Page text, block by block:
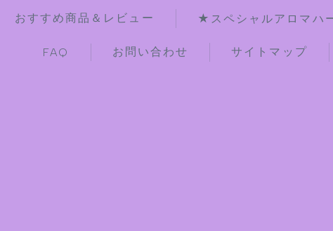
おすすめ商品＆レビュー ★スペシャルアロマハ
FAQ お問い合わせ サイトマップ
★全種/アロマハーブスパイス基材 プ